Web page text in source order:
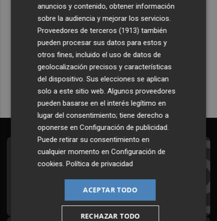
Recibe toda la actualidad de
Plaza Podcast en tu correo
Quiero suscribirme
Suscríbete al Boletín
¡Quiero suscribirme!
anuncios y contenido, obtener información
sobre la audiencia y mejorar los servicios.
Proveedores de terceros (1913) también
pueden procesar sus datos para estos y
otros fines, incluido el uso de datos de
geolocalización precisos y características
del dispositivo. Sus elecciones se aplican
solo a este sitio web. Algunos proveedores
pueden basarse en el interés legítimo en
lugar del consentimiento; tiene derecho a
oponerse enConfiguración de publicidad.
Puede retirar su consentimiento en
cualquier momento enConfiguración de
cookies.Política de privacidad
ACEPTAR TODO
RECHAZAR TODO